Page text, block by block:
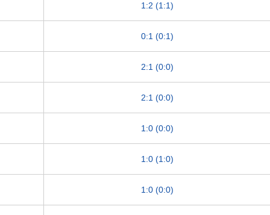
1:2 (1:1)
0:1 (0:1)
2:1 (0:0)
2:1 (0:0)
1:0 (0:0)
1:0 (1:0)
1:0 (0:0)